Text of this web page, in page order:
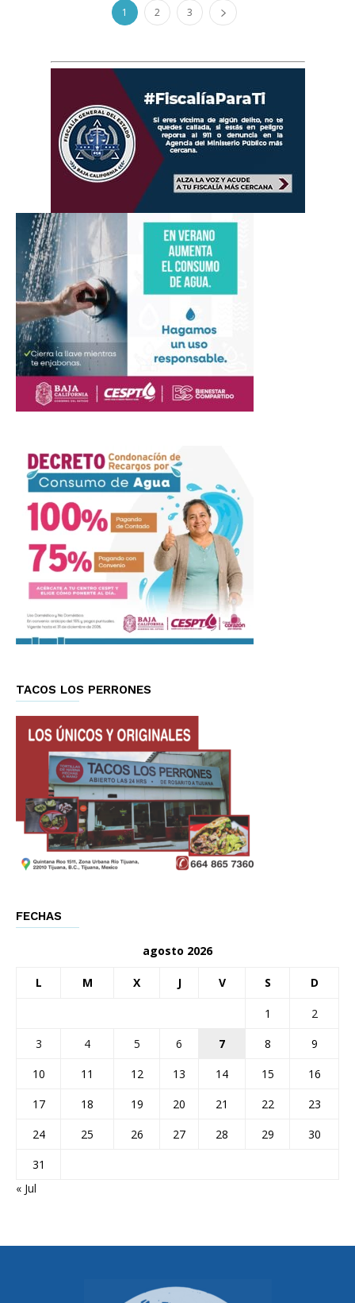
1 2 3
TACOS LOS PERRONES
FECHAS
agosto 2026
L M X J V S D
1
2
3
4 5 6 7 8
9
10
11 12 13 14 15
16
17
18 19 20 21 22
23
24
25 26 27 28 29
30
31
« Jul